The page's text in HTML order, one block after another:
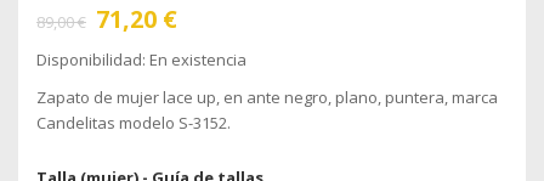
89,00 € 71,20 €
Disponibilidad: En existencia
Zapato de mujer lace up, en ante negro, plano, puntera, marca
Candelitas modelo S-3152.